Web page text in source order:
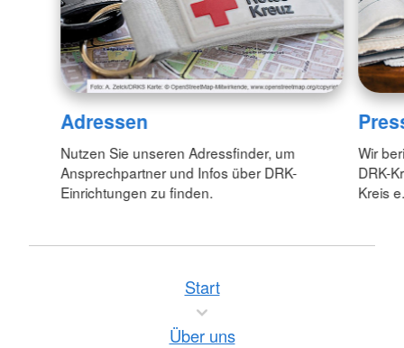
Adressen
Nutzen Sie unseren Adressfinder, um
Ansprechpartner und Infos über DRK-
Einrichtungen zu finden.
Wir
DRK-
Kreis
Start
Über uns